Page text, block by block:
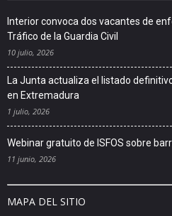
Interior convoca dos vacantes de
Tráfico de la Guardia Civil
10 julio, 2026
La Junta actualiza el listado
en Extremadura
1 julio, 2026
Webinar gratuito de ISFOS sobre
11 junio, 2026
MAPA DEL SITIO